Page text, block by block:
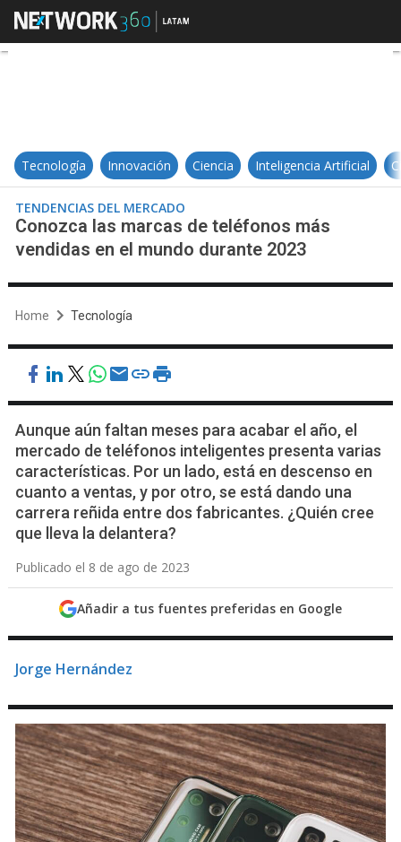
Conozca las marcas de
Tecnología Innovación Ciencia Inteligencia Artificial
TENDENCIAS DEL MERCADO
Conozca las marcas de teléfonos más
vendidas en el mundo durante 2023
Home Tecnología
Aunque aún faltan meses para acabar el año, el
mercado de teléfonos inteligentes presenta varias
características. Por un lado, está en descenso en
cuanto a ventas, y por otro, se está dando una
carrera reñida entre dos fabricantes. ¿Quién cree
que lleva la delantera?
Publicado el 8 de ago de 2023
Añadir a tus fuentes preferidas en Google
Jorge Hernández